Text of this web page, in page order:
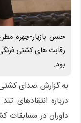
حسن بازیار-چهره
رقابت های کشتی
بود.
به گزارش صدای
درباره انتقادهای
داوران در مسابقات